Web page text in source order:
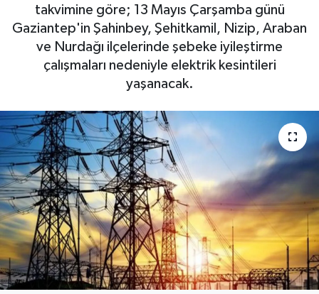
takvimine göre; 13 Mayıs Çarşamba günü
Gaziantep'in Şahinbey, Şehitkamil, Nizip, Araban
ve Nurdağı ilçelerinde şebeke iyileştirme
çalışmaları nedeniyle elektrik kesintileri
yaşanacak.